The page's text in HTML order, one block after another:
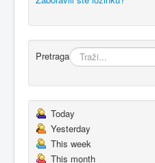
Pretraga
Today
Yesterday
This week
This month